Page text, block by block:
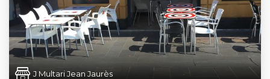
J Multari Jean Jaurès